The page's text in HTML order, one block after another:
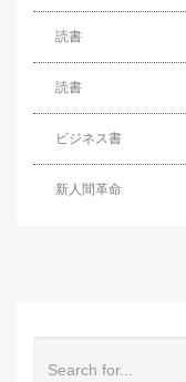
読書
読書
ビジネス書
新人間革命